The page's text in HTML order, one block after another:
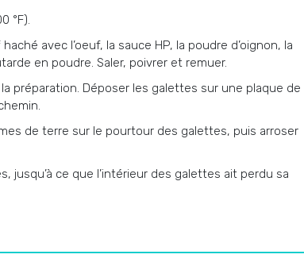
°F).
avec l’oeuf, la sauce HP, la poudre d’oignon, la
en poudre. Saler, poivrer et remuer.
préparation. Déposer les galettes sur une plaque de
de terre sur le pourtour des galettes, puis arroser
jusqu’à ce que l’intérieur des galettes ait perdu sa